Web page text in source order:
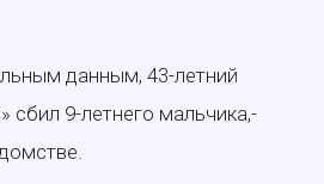
данным, 43-летний
сбил 9-летнего мальчика,-